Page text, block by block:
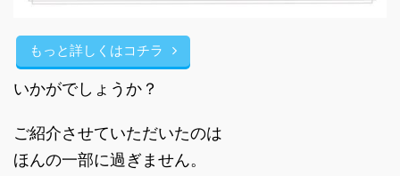
もっと詳しくはコチラ
いかがでしょうか？
ご紹介させていただいたのは
ほんの一部に過ぎません。